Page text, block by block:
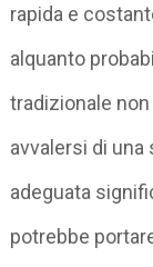
rapida e
alquanto
tradizionale
avvalersi di
adeguata
potrebbe